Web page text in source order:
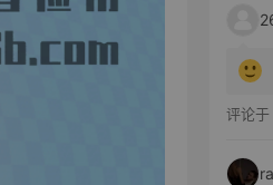
评论于